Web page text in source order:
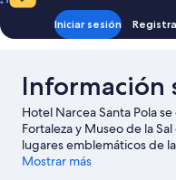
Iniciar sesión
Información
Hotel Narcea Santa Pola
Fortaleza y Museo de la
lugares emblemáticos de
compras por El Corte
Mostrar más